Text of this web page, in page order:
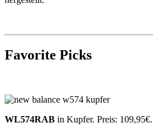
Favorite Picks
WL574RAB in Kupfer. Preis: 109,95€.